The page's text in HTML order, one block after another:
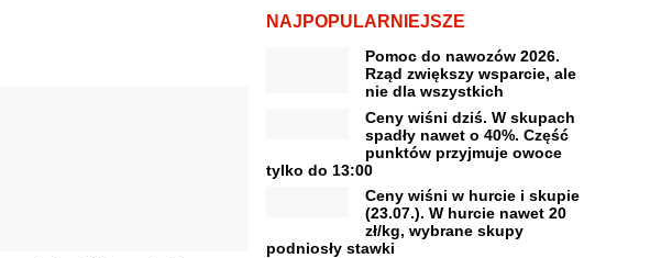
NAJPOPULARNIEJSZE
Pomoc do nawozów 2026.
Rząd zwiększy wsparcie, ale
nie dla wszystkich
Ceny wiśni dziś. W skupach
spadły nawet o 40%. Część
punktów przyjmuje owoce
tylko do 13:00
Ceny wiśni w hurcie i skupie
(23.07.). W hurcie nawet 20
zł/kg, wybrane skupy
podniosły stawki